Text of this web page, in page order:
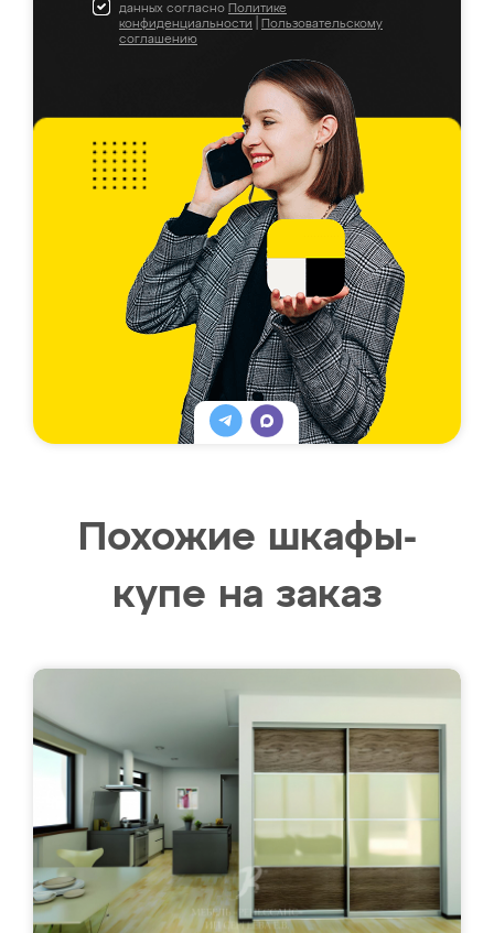
данных согласно Политике
конфиденциальности
Пользовательскому
соглашению
Похожие шкафы-
купе на заказ